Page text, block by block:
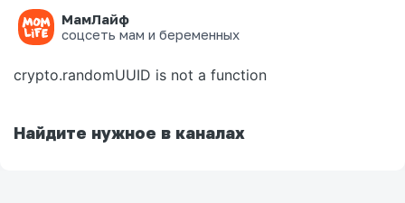
МамЛайф
соцсеть мам и беременных
Ошибка на странице
crypto.randomUUID is not a function
Найдите нужное в каналах